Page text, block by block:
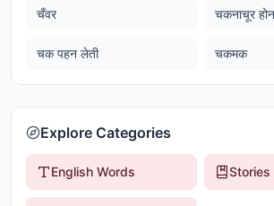
चँवर चकनाचूर
चक पहन लेती चकमक
Explore Categories
English Words Stories